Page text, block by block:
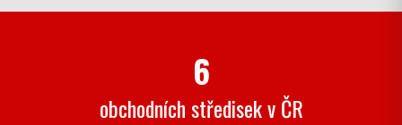
6
obchodních středisek v ČR